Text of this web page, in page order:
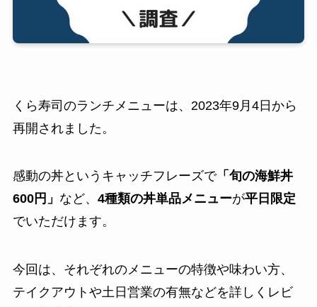
くら寿司のランチメニューは、2023年9月4日から
再開されました。
感動の丼というキャッチフレーズで「旬の海鮮丼
600円」 など、 4種類の丼単品メニューが平日限定
でいただけます。
今回は、それぞれのメニューの特徴や味わい方、
テイクアウトや土日営業の有無などを詳しくレビ